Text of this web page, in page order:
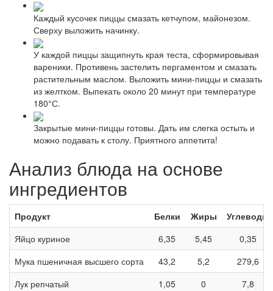
Каждый кусочек пиццы смазать кетчупом, майонезом.
Сверху выложить начинку.
У каждой пиццы защипнуть края теста, сформировывая
вареники. Противень застелить пергаментом и смазать
растительным маслом. Выложить мини-пиццы и смазать
из желтком. Выпекать около 20 минут при температуре
180°С.
Закрытые мини-пиццы готовы. Дать им слегка остыть и
можно подавать к столу. Приятного аппетита!
Анализ блюда на основе
ингредиентов
Продукт Белки Жиры
Углеводы
Яйцо куриное
6,35 5,45
0,35
Мука пшеничная высшего сорта
43,2 5,2
279,6
Лук репчатый
1,05 0
7,8